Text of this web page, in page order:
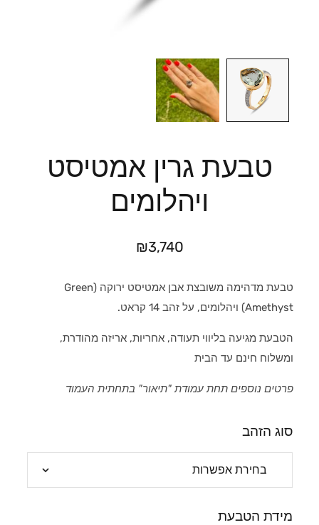
טבעת גרין אמטיסט
ויהלומים
₪3,740
טבעת מדהימה משובצת אבן אמטיסט ירוקה (Green
Amethyst) ויהלומים, על זהב 14 קראט.
הטבעת מגיעה בליווי תעודה, אחריות, אריזה מהודרת,
ומשלוח חינם עד הבית
פרטים נוספים תחת עמודת "תיאור" בתחתית העמוד
סוג הזהב
מידת הטבעת